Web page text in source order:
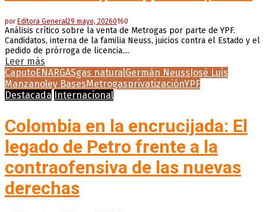
por Editora General29 mayo, 20260160
Análisis crítico sobre la venta de Metrogas por parte de YPF.
Candidatos, interna de la familia Neuss, juicios contra el Estado y el
pedido de prórroga de licencia....
Leer más
CaputoENARGASgas naturalGermán NeussJosé Luis
Manzanoley BasesMetrogasprivatizaciónYPF
Destacada Internacional
Colombia en la encrucijada: El
legado de Petro frente a la
contraofensiva de las nuevas
derechas